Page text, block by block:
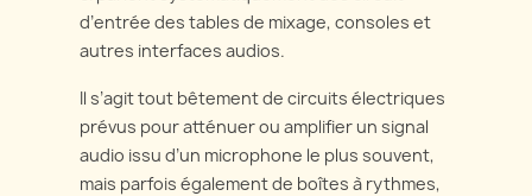
d’entrée des tables de mixage, consoles et
autres interfaces audios.
Il s’agit tout bêtement de circuits électriques
prévus pour atténuer ou amplifier un signal
audio issu d’un microphone le plus souvent,
mais parfois également de boîtes à rythmes,